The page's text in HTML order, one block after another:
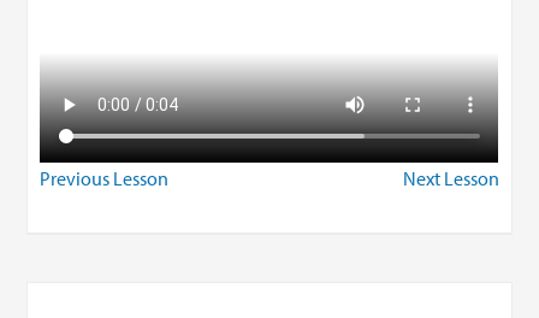
Previous Lesson Next Lesson